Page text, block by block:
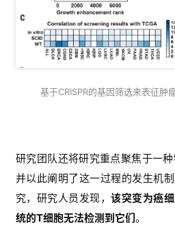
基于CRISPR的基因筛选来表征肿
研究团队还将研究重点聚焦于一
并以此阐明了这一过程的发生机
究，研究人员发现，该突变为癌
统的T细胞无法检测到它们。